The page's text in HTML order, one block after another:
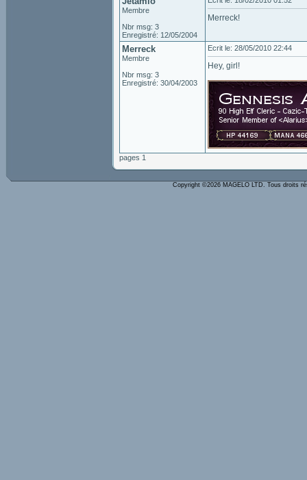
Membre
Nbr msg: 3
Enregistré: 12/05/2004
Merreck!
Merreck
Membre
Nbr msg: 3
Enregistré: 30/04/2003
Ecrit le: 28/05/2010 22:44
Hey, girl!
pages 1
Copyright ©2026 MAGELO LTD. Tous droits